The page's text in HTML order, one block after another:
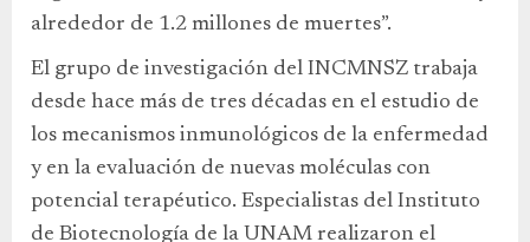
alrededor de 1.2 millones de muertes”.
El grupo de investigación del INCMNSZ trabaja
desde hace más de tres décadas en el estudio de
los mecanismos inmunológicos de la enfermedad
y en la evaluación de nuevas moléculas con
potencial terapéutico. Especialistas del Instituto
de Biotecnología de la UNAM realizaron el